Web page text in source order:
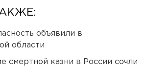
объявили в
области
смертной казни в России сочли